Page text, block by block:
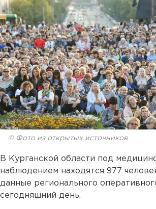
© Фото из открытых источников
В Курганской области под
наблюдением находятся 977
данные регионального
сегодняшний день.